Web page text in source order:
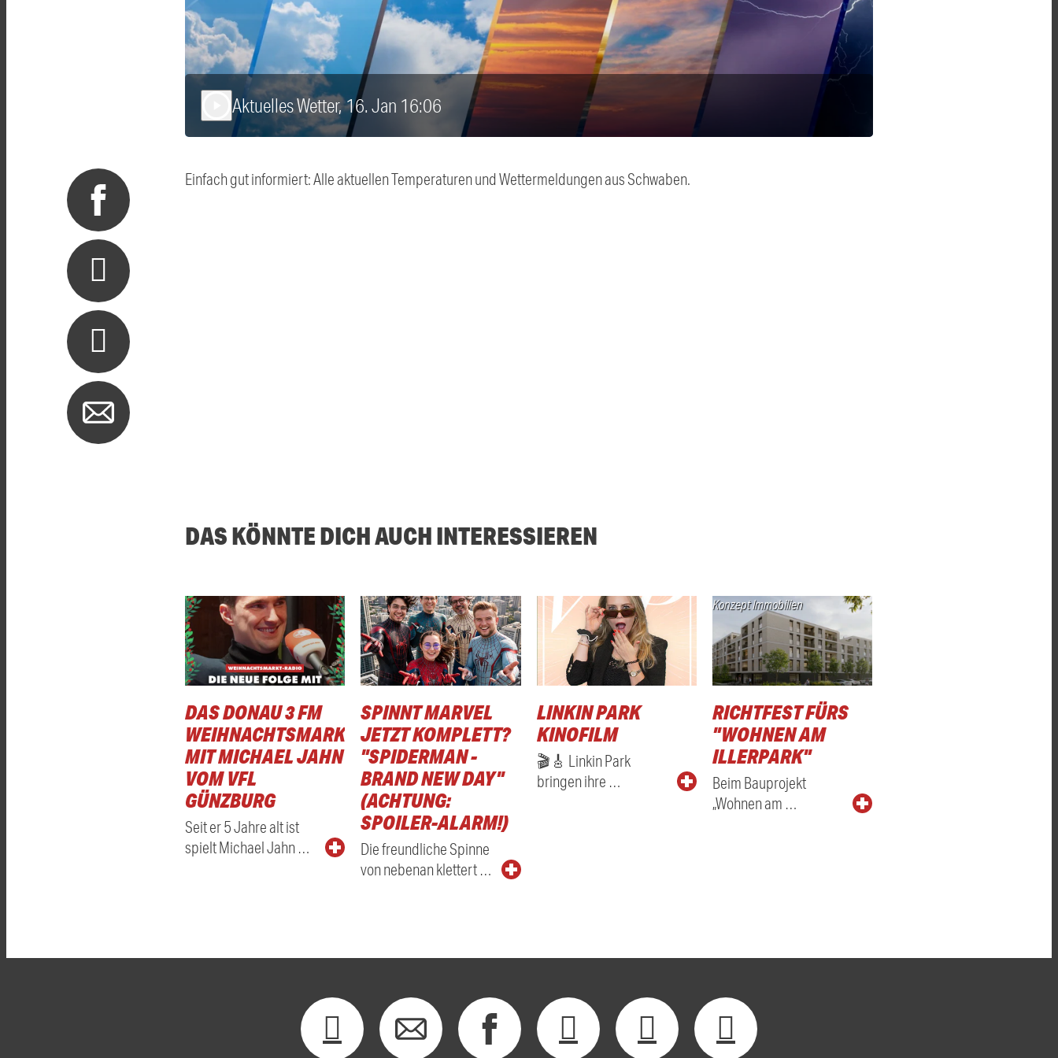
Aktuelles Wetter, 16. Jan 16:06
Einfach gut informiert: Alle aktuellen Temperaturen und Wettermeldungen aus Schwaben.
DAS KÖNNTE DICH AUCH INTERESSIEREN
DAS DONAU 3 FM
WEIHNACHTSMARKTRADIO
MIT MICHAEL JAHN
VOM VFL
GÜNZBURG
Seit er 5 Jahre alt ist
spielt Michael Jahn …
SPINNT MARVEL
JETZT KOMPLETT?
"SPIDERMAN -
BRAND NEW DAY"
(ACHTUNG:
SPOILER-ALARM!)
Die freundliche Spinne
von nebenan klettert …
LINKIN PARK
KINOFILM
🎬🎸 Linkin Park
bringen ihre …
Konzept Immobilien
RICHTFEST FÜRS
"WOHNEN AM
ILLERPARK"
Beim Bauprojekt
„Wohnen am …